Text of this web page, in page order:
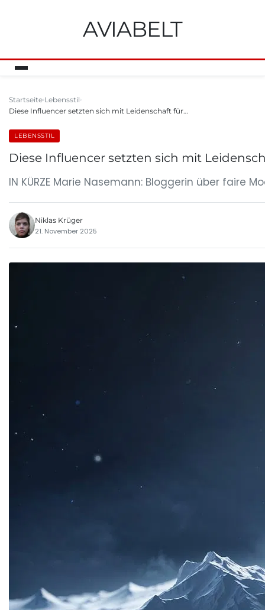
AVIABELT
Startseite Lebensstil
Diese Influencer setzten sich mit Leidenschaft für…
LEBENSSTIL
Diese Influencer setzten sich mit
IN KÜRZE Marie Nasemann: Bloggerin über faire
Niklas Krüger
21. November 2025